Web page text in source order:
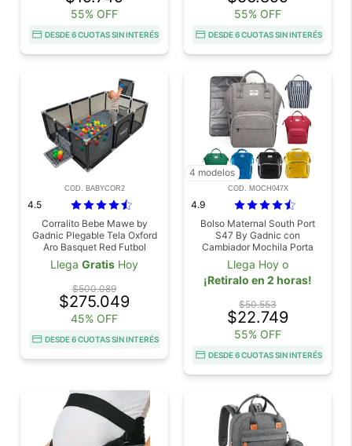
55% OFF
DESDE 6 CUOTAS SIN INTERÉS
55% OFF
DESDE 6 CUOTAS SIN INTERÉS
COD. BABYCOR2
4.5
Corralito Bebe Mawe by
Gadnic Plegable Tela Oxford
Aro Basquet Red Futbol
Llega Gratis Hoy
$500.089
$275.049
45% OFF
DESDE 6 CUOTAS SIN INTERÉS
4 modelos
COD. MOCH047X
4.9
Bolso Maternal South Port
S47 By Gadnic con
Cambiador Mochila Porta
Mamaderas Térmica
Llega Hoy o
¡Retiralo en 2 horas!
$50.553
$22.749
55% OFF
DESDE 6 CUOTAS SIN INTERÉS